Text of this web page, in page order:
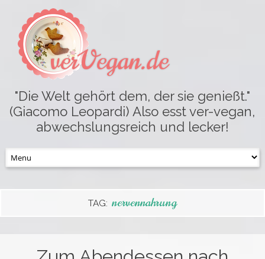
verVegan.de
"Die Welt gehört dem, der sie genießt."
(Giacomo Leopardi) Also esst ver-vegan,
abwechslungsreich und lecker!
to
TAG: nervennahrung